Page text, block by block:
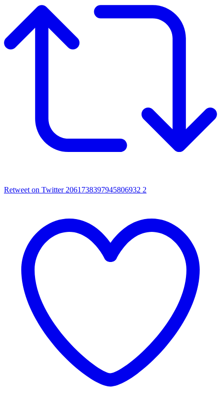
Retweet on Twitter 2061738397945806932 2